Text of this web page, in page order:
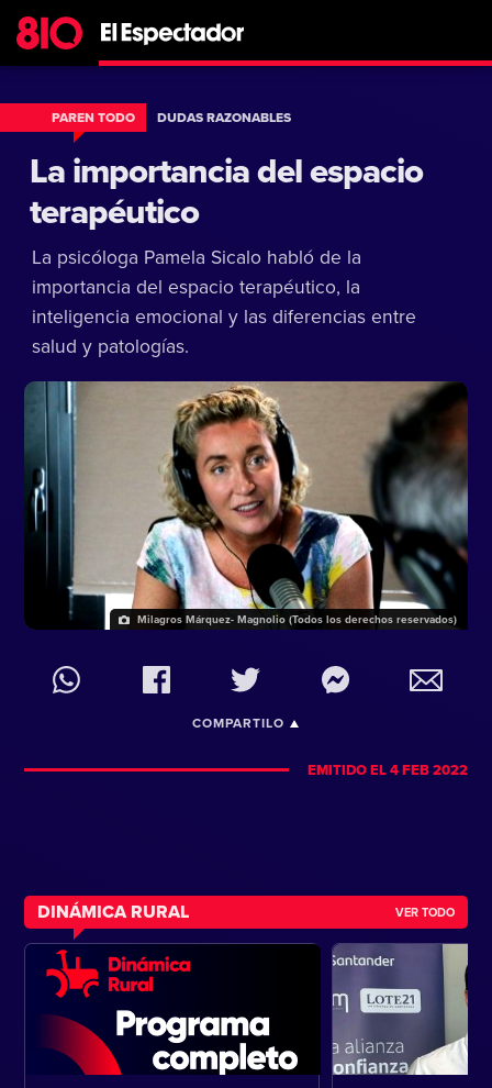
PAREN TODO DUDAS RAZONABLES
La importancia del espacio
terapéutico
La psicóloga Pamela Sicalo habló de la
importancia del espacio terapéutico, la
inteligencia emocional y las diferencias entre
salud y patologías.
Milagros Márquez- Magnolio (Todos los derechos reservados)
COMPARTILO
EMITIDO EL 4 FEB 2022
DINÁMICA RURAL VER TODO